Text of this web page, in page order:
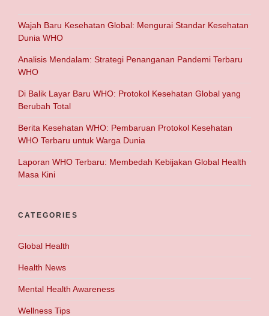
Wajah Baru Kesehatan Global: Mengurai Standar Kesehatan
Dunia WHO
Analisis Mendalam: Strategi Penanganan Pandemi Terbaru
WHO
Di Balik Layar Baru WHO: Protokol Kesehatan Global yang
Berubah Total
Berita Kesehatan WHO: Pembaruan Protokol Kesehatan
WHO Terbaru untuk Warga Dunia
Laporan WHO Terbaru: Membedah Kebijakan Global Health
Masa Kini
CATEGORIES
Global Health
Health News
Mental Health Awareness
Wellness Tips